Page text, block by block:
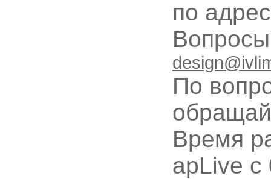
по
По
Время
apLive c